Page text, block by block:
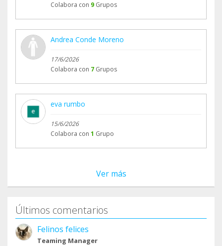
Colabora con 9 Grupos
Andrea Conde Moreno
17/6/2026
Colabora con 7 Grupos
eva rumbo
15/6/2026
Colabora con 1 Grupo
Ver más
Últimos comentarios
Felinos felices
Teaming Manager